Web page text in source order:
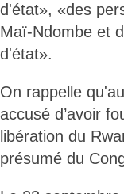
d'état», «des
Maï-Ndombe et
d'état».
On rappelle
accusé d’avoir
libération du
présumé du